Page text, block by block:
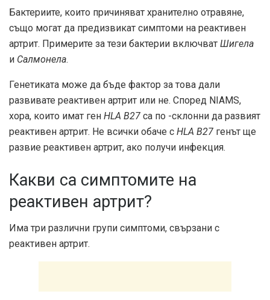
Бактериите, които причиняват хранително отравяне,
също могат да предизвикат симптоми на реактивен
артрит. Примерите за тези бактерии включват Шигела
и Салмонела.
Генетиката може да бъде фактор за това дали
развивате реактивен артрит или не. Според NIAMS,
хора, които имат ген HLA B27 са по -склонни да развият
реактивен артрит. Не всички обаче с HLA B27 генът ще
развие реактивен артрит, ако получи инфекция.
Какви са симптомите на
реактивен артрит?
Има три различни групи симптоми, свързани с
реактивен артрит.